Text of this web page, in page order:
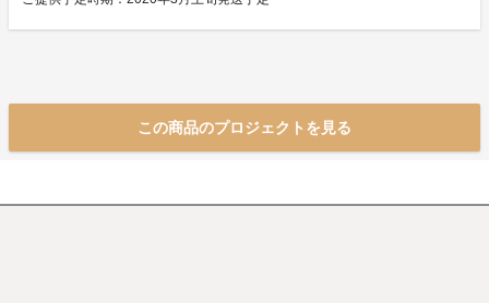
この商品のプロジェクトを見る